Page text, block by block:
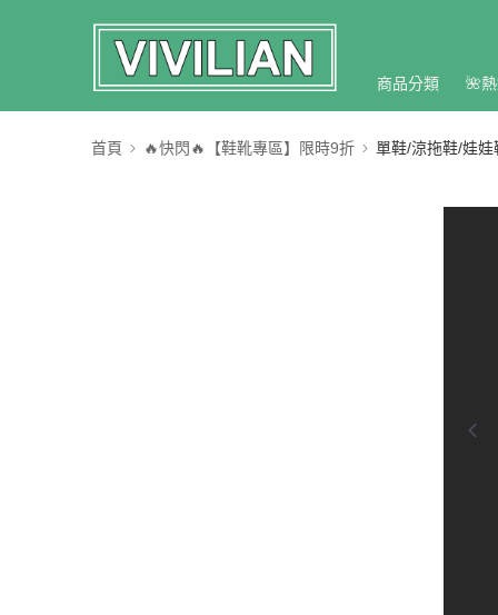
商品分類 🌺
首頁 🔥快閃🔥【鞋靴專區】限時9折 單鞋/涼拖鞋/娃娃